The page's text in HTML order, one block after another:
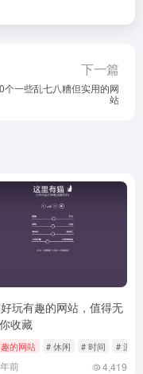
下一篇
个一些乱七八糟但实用的网
站
玩有趣的网站，值得无
收藏
的网站 # 休闲 # 时间 # 游戏
前 4,419